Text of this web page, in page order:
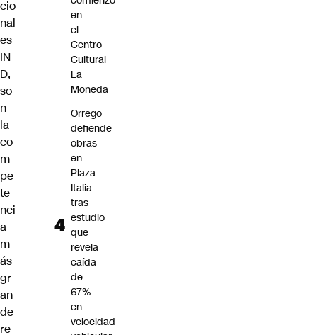
cio
nal
es
IN
D,
so
n
la
co
m
pe
te
nci
a
m
ás
gr
an
de
re
en
el
Centro
Cultural
La
Moneda
Orrego
defiende
obras
en
Plaza
Italia
tras
estudio
que
revela
caída
de
67%
en
velocidad